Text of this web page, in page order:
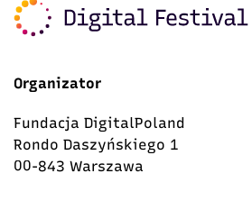
Organizator
Fundacja DigitalPoland
Rondo Daszyńskiego 1
00-843 Warszawa